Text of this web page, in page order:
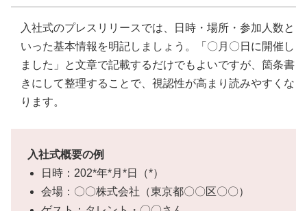
入社式のプレスリリースでは、日時・場所・参加人数と
いった基本情報を明記しましょう。「〇月〇日に開催し
ました」と文章で記載するだけでもよいですが、箇条書
きにして整理することで、視認性が高まり読みやすくな
ります。
入社式概要の例
日時：202*年*月*日（*）
会場：〇〇株式会社（東京都〇〇区〇〇）